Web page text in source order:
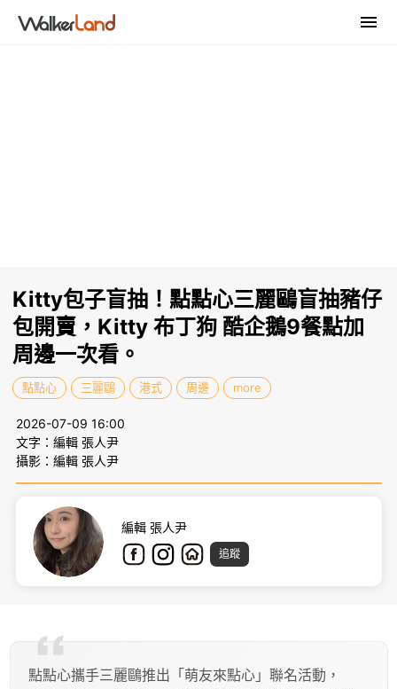
Kitty包子盲抽！點點心三麗鷗盲抽豬仔
包開賣，Kitty 布丁狗 酷企鵝9餐點加
周邊一次看。
點點心 三麗鷗 港式 周邊 more
2026-07-09 16:00
文字：編輯 張人尹
攝影：編輯 張人尹
編輯 張人尹
追蹤
點點心攜手三麗鷗推出「萌友來點心」聯名活動，